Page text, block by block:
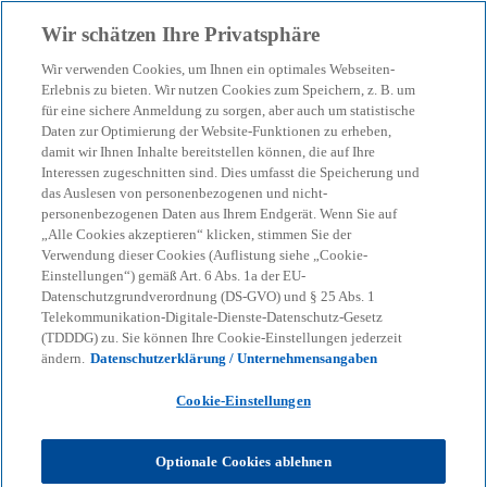
menu search
Dr. Matthias Kaut
Wir schätzen Ihre Privatsphäre
Wir verwenden Cookies, um Ihnen ein optimales Webseiten-
Erlebnis zu bieten. Wir nutzen Cookies zum Speichern, z. B. um
für eine sichere Anmeldung zu sorgen, aber auch um statistische
Daten zur Optimierung der Website-Funktionen zu erheben,
damit wir Ihnen Inhalte bereitstellen können, die auf Ihre
Interessen zugeschnitten sind. Dies umfasst die Speicherung und
das Auslesen von personenbezogenen und nicht-
personenbezogenen Daten aus Ihrem Endgerät. Wenn Sie auf
„Alle Cookies akzeptieren“ klicken, stimmen Sie der
Verwendung dieser Cookies (Auflistung siehe „Cookie-
Einstellungen“) gemäß Art. 6 Abs. 1a der EU-
Datenschutzgrundverordnung (DS-GVO) und § 25 Abs. 1
Telekommunikation-Digitale-Dienste-Datenschutz-Gesetz
(TDDDG) zu. Sie können Ihre Cookie-Einstellungen jederzeit
ändern. Datenschutzerklärung / Unternehmensangaben
Cookie-Einstellungen
Optionale Cookies ablehnen